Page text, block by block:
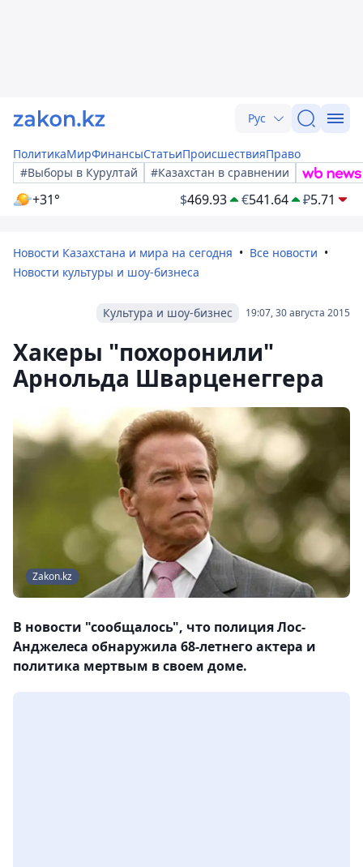
Рус
ПолитикаМирФинансыСтатьиПроисшествияПраво
#Выборы в Курултай
#Казахстан в сравнении
+31° $469.93 €541.64 ₽5.71
Новости Казахстана и мира на сегодня
Все новости
Новости культуры и шоу-бизнеса
19:07, 30 августа 2015
Культура и шоу-бизнес
Хакеры "похоронили"
Арнольда Шварценеггера
Zakon.kz
В новости "сообщалось", что полиция Лос-
Анджелеса обнаружила 68-летнего актера и
политика мертвым в своем доме.